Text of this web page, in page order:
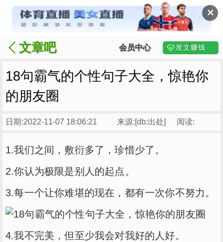
✕
文章吧 会员中心 发文赚钱
18句霸气的个性句子大全，惊艳你
的朋友圈
日期:2022-11-07 18:06:21 来源:[db:出处] 阅读:
1.我们之间，敷衍多了，珍惜少了。
2.你认为极限是别人的起点。
3.每一个让你难堪的现在，都有一次你不努力。
4.我不完美，但至少我会对我好的人好。